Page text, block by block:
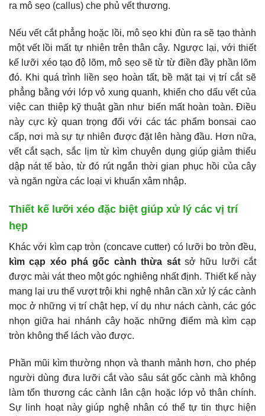
ra mô sẹo (callus) che phủ vết thương.
Nếu vết cắt phẳng hoặc lồi, mô sẹo khi đùn ra sẽ tạo thành
một vết lồi mất tự nhiên trên thân cây. Ngược lại, với thiết
kế lưỡi xéo tạo độ lõm, mô sẹo sẽ từ từ điền đầy phần lõm
đó. Khi quá trình liền sẹo hoàn tất, bề mặt tại vị trí cắt sẽ
phẳng bằng với lớp vỏ xung quanh, khiến cho dấu vết của
việc can thiệp kỹ thuật gần như biến mất hoàn toàn. Điều
này cực kỳ quan trọng đối với các tác phẩm bonsai cao
cấp, nơi mà sự tự nhiên được đặt lên hàng đầu. Hơn nữa,
vết cắt sạch, sắc lịm từ kìm chuyên dụng giúp giảm thiểu
dập nát tế bào, từ đó rút ngắn thời gian phục hồi của cây
và ngăn ngừa các loại vi khuẩn xâm nhập.
Thiết kế lưỡi xéo đặc biệt giúp xử lý các vị trí
hẹp
Khác với kìm cạp tròn (concave cutter) có lưỡi bo tròn đều,
kìm cạp xéo phá gốc cành thừa sátsở hữu lưỡi cắt
được mài vát theo một góc nghiêng nhất định. Thiết kế này
mang lại ưu thế vượt trội khi nghệ nhân cần xử lý các cành
mọc ở những vị trí chật hẹp, ví dụ như nách cành, các góc
nhọn giữa hai nhánh cây hoặc những điểm mà kìm cạp
tròn không thể lách vào được.
Phần mũi kìm thường nhọn và thanh mảnh hơn, cho phép
người dùng đưa lưỡi cắt vào sâu sát gốc cành mà không
làm tổn thương các cành lân cận hoặc lớp vỏ thân chính.
Sự linh hoạt này giúp nghệ nhân có thể tự tin thực hiện